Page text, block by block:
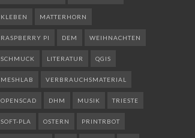
KLEBEN MATTERHORN
RASPBERRY PI DEM WEIHNACHTEN
SCHMUCK LITERATUR QGIS
MESHLAB VERBRAUCHSMATERIAL
OPENSCAD DHM MUSIK TRIESTE
SOFT-PLA OSTERN PRINTRBOT